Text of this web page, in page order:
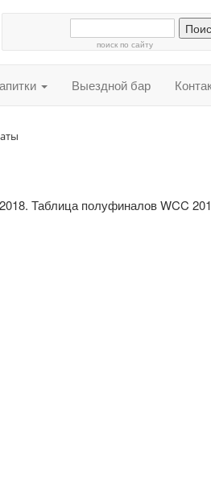
поиск по сайту
Выездной бар
Таблица полуфиналов WCC